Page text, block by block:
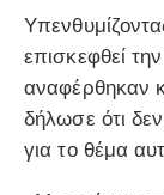
επισκεφθεί
αναφέρθηκαν
δήλωσε ότι
για το θέμα